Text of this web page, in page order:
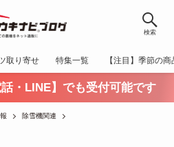
検索
取り寄せ 特集一覧 【注目】季節の商
・LINE】でも受付可能です
除雪機関連